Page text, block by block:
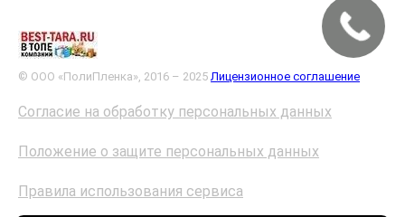
© ООО «ПолиПленка», 2016 – 2025 Лицензионное соглашение
Согласие на обработку персональных данных
Положение о защите персональных данных
Правила использования сервиса